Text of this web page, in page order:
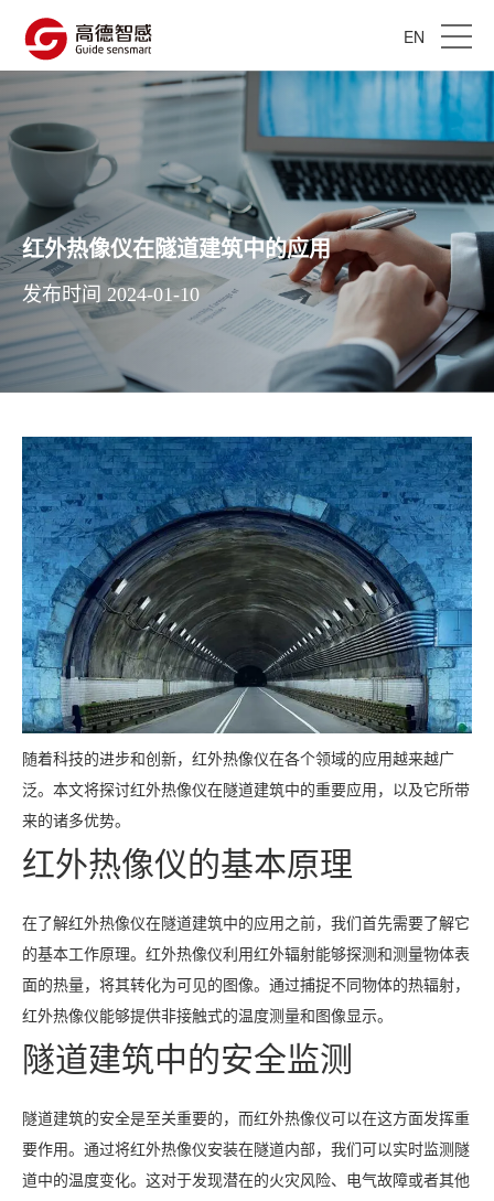
EN
红外热像仪在隧道建筑中的应用
发布时间 2024-01-10
随着科技的进步和创新，红外热像仪在各个领域的应用越来越广
泛。本文将探讨红外热像仪在隧道建筑中的重要应用，以及它所带
来的诸多优势。
红外热像仪的基本原理
在了解红外热像仪在隧道建筑中的应用之前，我们首先需要了解它
的基本工作原理。红外热像仪利用红外辐射能够探测和测量物体表
面的热量，将其转化为可见的图像。通过捕捉不同物体的热辐射，
红外热像仪能够提供非接触式的温度测量和图像显示。
隧道建筑中的安全监测
隧道建筑的安全是至关重要的，而红外热像仪可以在这方面发挥重
要作用。通过将红外热像仪安装在隧道内部，我们可以实时监测隧
道中的温度变化。这对于发现潜在的火灾风险、电气故障或者其他